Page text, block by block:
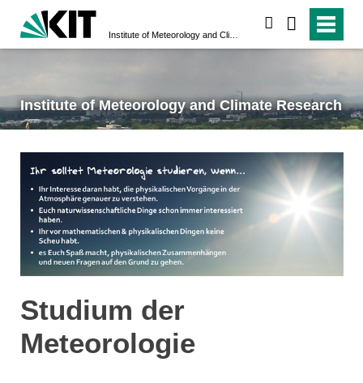
Institute of Meteorology and Climate Research
Studium der
Meteorologie